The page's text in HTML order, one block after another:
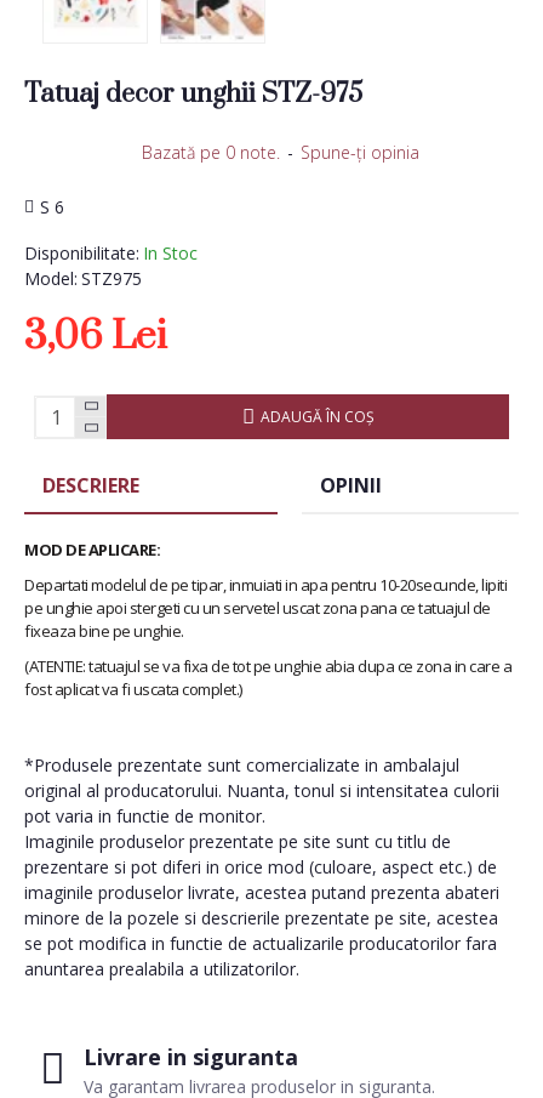
Tatuaj decor unghii STZ-975
Disponibilitate: In Stoc
Model: STZ975
S 6
Bazată pe 0 note. - Spune-ţi opinia
3,06 Lei
ADAUGĂ ÎN COŞ
Livrare in siguranta
Va garantam livrarea produselor in siguranta.
DESCRIERE OPINII
MOD DE APLICARE:
Departati modelul de pe tipar, inmuiati in apa pentru 10-20secunde, lipiti
pe unghie apoi stergeti cu un servetel uscat zona pana ce tatuajul de
fixeaza bine pe unghie.
(ATENTIE: tatuajul se va fixa de tot pe unghie abia dupa ce zona in care a
fost aplicat va fi uscata complet.)
*Produsele prezentate sunt comercializate in ambalajul
original al producatorului. Nuanta, tonul si intensitatea culorii
pot varia in functie de monitor.
Imaginile produselor prezentate pe site sunt cu titlu de
prezentare si pot diferi in orice mod (culoare, aspect etc.) de
imaginile produselor livrate, acestea putand prezenta abateri
minore de la pozele si descrierile prezentate pe site, acestea
se pot modifica in functie de actualizarile producatorilor fara
anuntarea prealabila a utilizatorilor.